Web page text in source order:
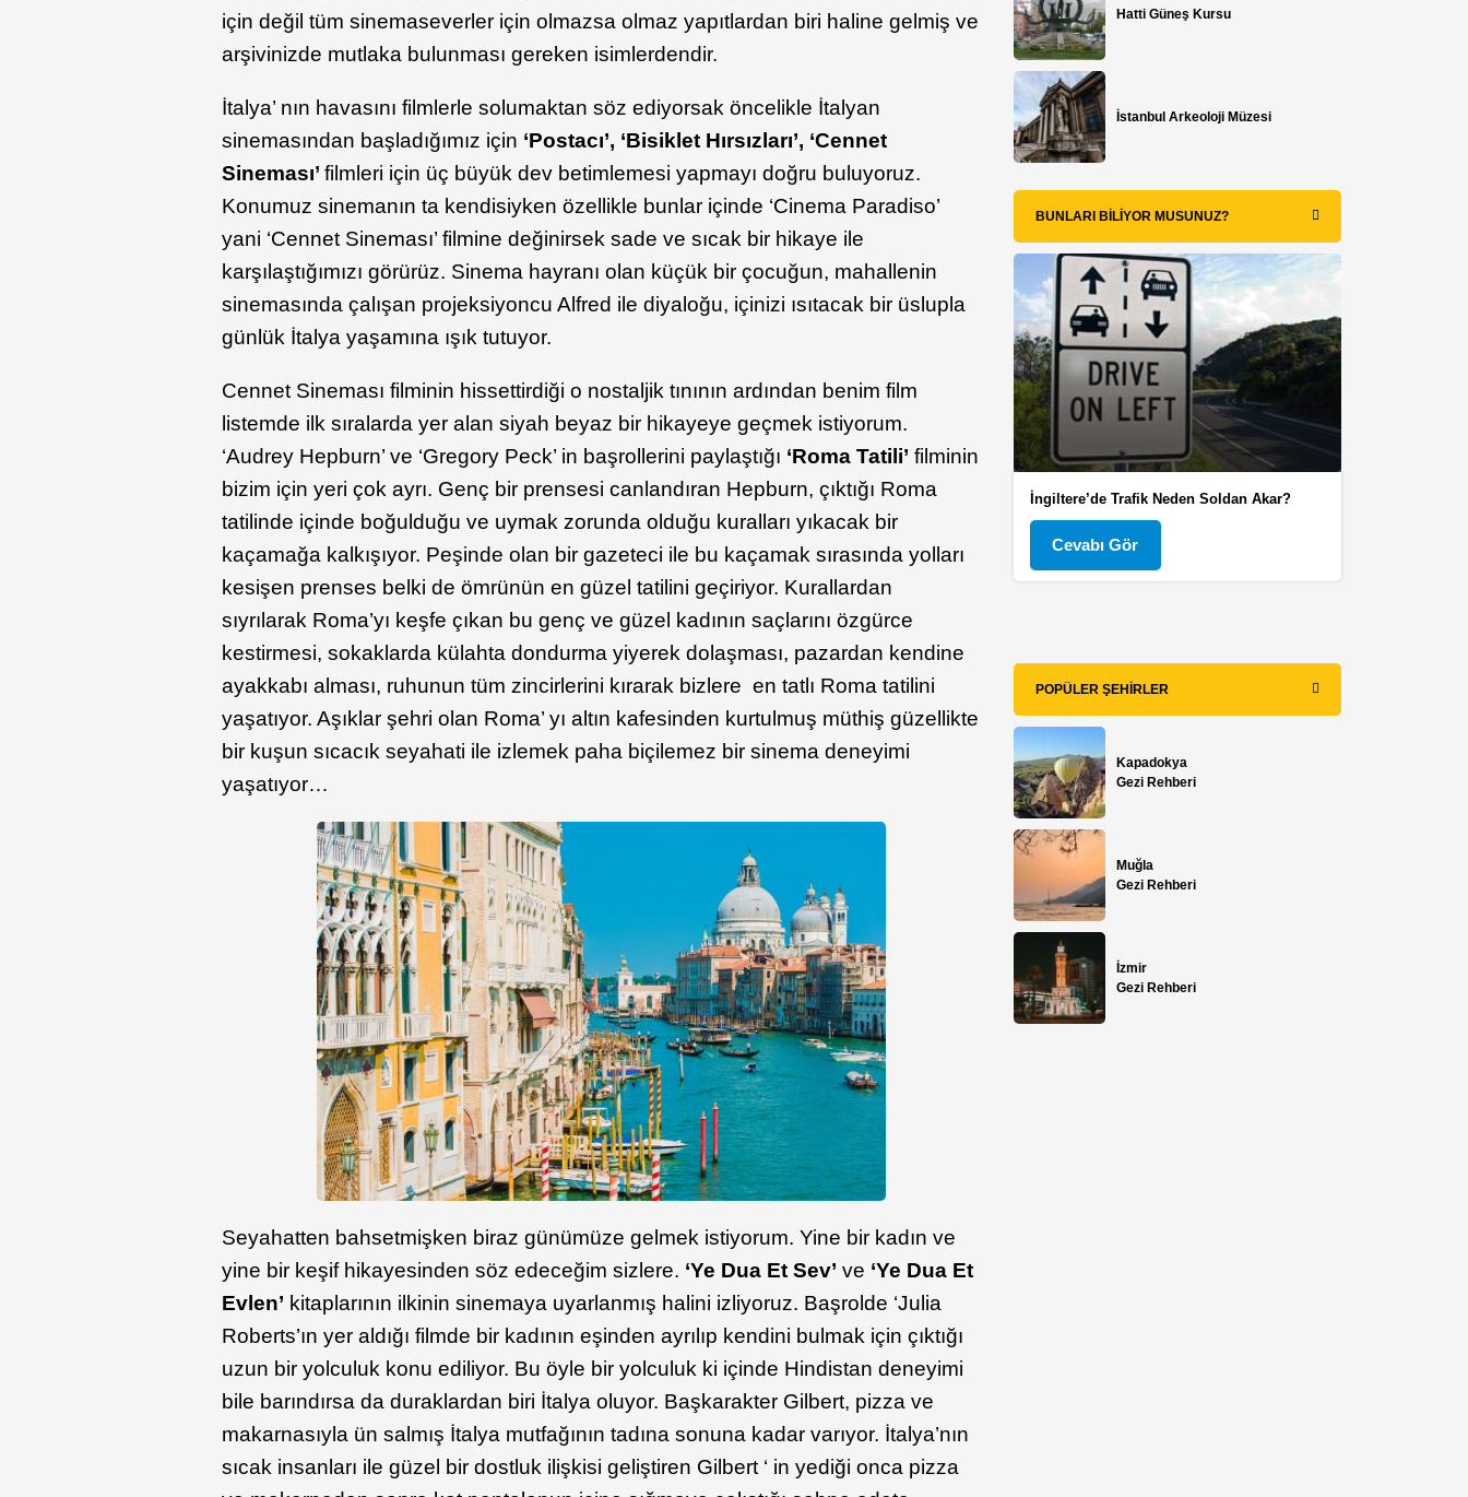
için değil tüm sinemaseverler için olmazsa olmaz yapıtlardan biri haline gelmiş ve
arşivinizde mutlaka bulunması gereken isimlerdendir.
İtalya’ nın havasını filmlerle solumaktan söz ediyorsak öncelikle İtalyan
sinemasından başladığımız için ‘Postacı’, ‘Bisiklet Hırsızları’, ‘Cennet
Sineması’filmleri için üç büyük dev betimlemesi yapmayı doğru buluyoruz.
Konumuz sinemanın ta kendisiyken özellikle bunlar içinde ‘Cinema Paradiso’
yani ‘Cennet Sineması’ filmine değinirsek sade ve sıcak bir hikaye ile
karşılaştığımızı görürüz. Sinema hayranı olan küçük bir çocuğun, mahallenin
sinemasında çalışan projeksiyoncu Alfred ile diyaloğu, içinizi ısıtacak bir üslupla
günlük İtalya yaşamına ışık tutuyor.
Cennet Sineması filminin hissettirdiği o nostaljik tınının ardından benim film
listemde ilk sıralarda yer alan siyah beyaz bir hikayeye geçmek istiyorum.
‘Audrey Hepburn’ ve ‘Gregory Peck’ in başrollerini paylaştığı ‘Roma Tatili’ filminin
bizim için yeri çok ayrı. Genç bir prensesi canlandıran Hepburn, çıktığı Roma
tatilinde içinde boğulduğu ve uymak zorunda olduğu kuralları yıkacak bir
kaçamağa kalkışıyor. Peşinde olan bir gazeteci ile bu kaçamak sırasında yolları
kesişen prenses belki de ömrünün en güzel tatilini geçiriyor. Kurallardan
sıyrılarak Roma’yı keşfe çıkan bu genç ve güzel kadının saçlarını özgürce
kestirmesi, sokaklarda külahta dondurma yiyerek dolaşması, pazardan kendine
ayakkabı alması, ruhunun tüm zincirlerini kırarak bizlere en tatlı Roma tatilini
yaşatıyor. Aşıklar şehri olan Roma’ yı altın kafesinden kurtulmuş müthiş güzellikte
bir kuşun sıcacık seyahati ile izlemek paha biçilemez bir sinema deneyimi
yaşatıyor…
Seyahatten bahsetmişken biraz günümüze gelmek istiyorum. Yine bir kadın ve
yine bir keşif hikayesinden söz edeceğim sizlere. ‘Ye Dua Et Sev’ ve ‘Ye Dua Et
Evlen’ kitaplarının ilkinin sinemaya uyarlanmış halini izliyoruz. Başrolde ‘Julia
Roberts’ın yer aldığı filmde bir kadının eşinden ayrılıp kendini bulmak için çıktığı
uzun bir yolculuk konu ediliyor. Bu öyle bir yolculuk ki içinde Hindistan deneyimi
bile barındırsa da duraklardan biri İtalya oluyor. Başkarakter Gilbert, pizza ve
makarnasıyla ün salmış İtalya mutfağının tadına sonuna kadar varıyor. İtalya’nın
sıcak insanları ile güzel bir dostluk ilişkisi geliştiren Gilbert ‘ in yediği onca pizza
Hatti Güneş Kursu
İstanbul Arkeoloji Müzesi
BUNLARI BILIYOR MUSUNUZ?
İngiltere’de Trafik Neden Soldan Akar?
Cevabı Gör
POPÜLER ŞEHIRLER
Kapadokya
Gezi Rehberi
Muğla
Gezi Rehberi
İzmir
Gezi Rehberi